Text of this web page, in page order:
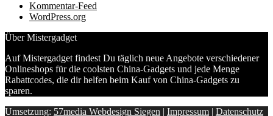
Kommentar-Feed
WordPress.org
Über Mistergadget
Auf Mistergadget findest Du täglich neue Angebote verschiedener
Onlineshops für die coolsten China-Gadgets und jede Menge
Rabattcodes, die dir helfen beim Kauf von China-Gadgets zu
sparen.
Umsetzung: 57media Webdesign Siegen | Impressum | Datenschutz